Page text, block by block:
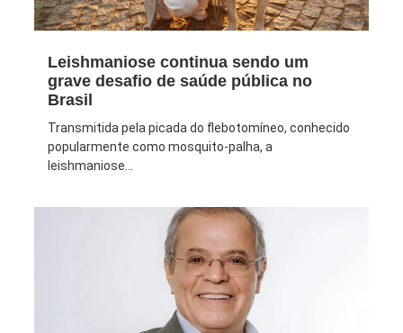
Leishmaniose continua sendo um
grave desafio de saúde pública no
Brasil
Transmitida pela picada do flebotomíneo, conhecido
popularmente como mosquito-palha, a
leishmaniose...